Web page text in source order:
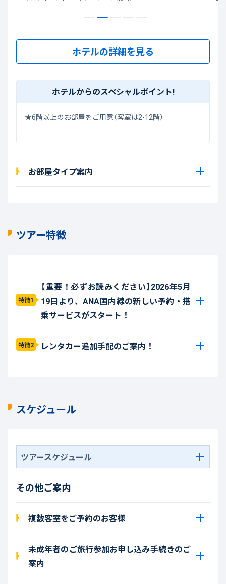
ホテルの詳細を見る
ホテルからのスペシャルポイント!
★6階以上のお部屋をご用意（客室は2-12階）
お部屋タイプ案内
ツアー特徴
特徴1
【重要！必ずお読みください】2026年5月
19日より、ANA国内線の新しい予約・搭
乗サービスがスタート！
特徴2 レンタカー追加手配のご案内！
スケジュール
ツアースケジュール
その他ご案内
複数客室をご予約のお客様
未成年者のご旅行参加お申し込み手続きのご
案内